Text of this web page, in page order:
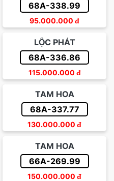
68A-338.99
95.000.000 đ
LỘC PHÁT
68A-336.86
115.000.000 đ
TAM HOA
68A-337.77
130.000.000 đ
TAM HOA
66A-269.99
150.000.000 đ